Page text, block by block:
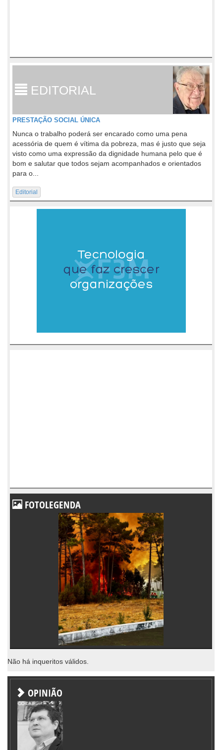
EDITORIAL
PRESTAÇÃO SOCIAL ÚNICA
Nunca o trabalho poderá ser encarado como uma pena
acessória de quem é vítima da pobreza, mas é justo que seja
visto como uma expressão da dignidade humana pelo que é
bom e salutar que todos sejam acompanhados e orientados
para o...
Editorial
FOTOLEGENDA
Não há inqueritos válidos.
OPINIÃO